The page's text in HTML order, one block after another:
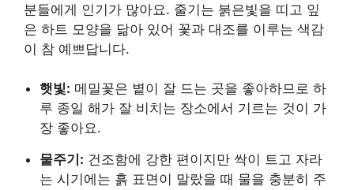
분들에게 인기가 많아요. 줄기는 붉은빛을 띠고 잎
은 하트 모양을 닮아 있어 꽃과 대조를 이루는 색감
이 참 예쁘답니다.
햇빛: 메밀꽃은 볕이 잘 드는 곳을 좋아하므로 하
루 종일 해가 잘 비치는 장소에서 기르는 것이 가
장 좋아요.
물주기: 건조함에 강한 편이지만 싹이 트고 자라
는 시기에는 흙 표면이 말랐을 때 물을 충분히 주